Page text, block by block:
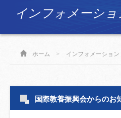
インフォメーショ
ホーム > インフォメーション
国際教養振興会からのお